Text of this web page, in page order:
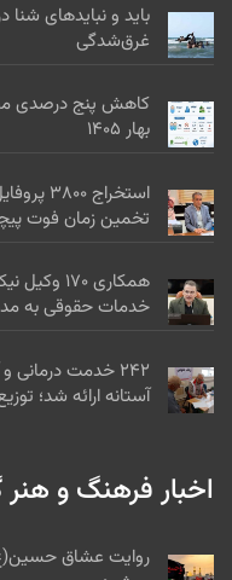
باید و نبایدهای شنا
غرق‌شدگی
کاهش پنج درصدی
بهار ۱۴۰۵
تخمین زمان فوت
همکاری
خدمات حقوقی به
۲۴۲ خدمت
آستانه ارائه شد؛
اخبار فرهنگ و هنر
روایت عشاق حسین(ع)